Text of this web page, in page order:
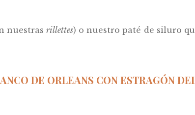
nuestrasrillettes) o nuestro paté de siluro
DE ORLEANS CON ESTRAGÓN